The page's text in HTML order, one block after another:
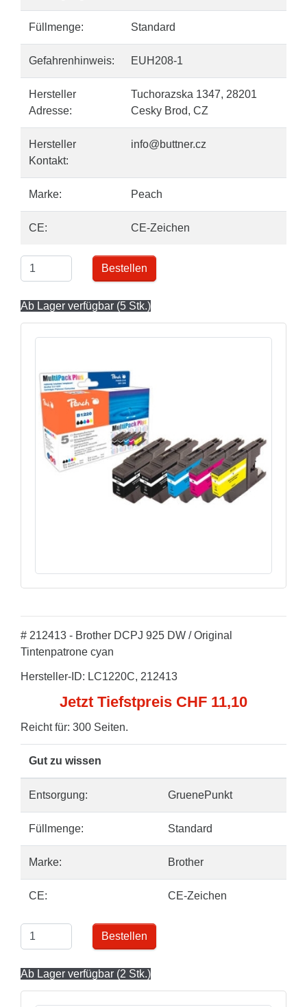
Füllmenge: Standard
Gefahrenhinweis: EUH208-1
Hersteller
Adresse:
Tuchorazska 1347, 28201
Cesky Brod, CZ
Hersteller
Kontakt:
info@buttner.cz
Marke: Peach
CE: CE-Zeichen
Bestellen
Ab Lager verfügbar (5 Stk.)
# 212413 - Brother DCPJ 925 DW / Original
Tintenpatrone cyan
Hersteller-ID: LC1220C, 212413
Jetzt Tiefstpreis CHF 11,10
Reicht für: 300 Seiten.
Gut zu wissen
Entsorgung: GruenePunkt
Füllmenge: Standard
Marke: Brother
CE: CE-Zeichen
Bestellen
Ab Lager verfügbar (2 Stk.)